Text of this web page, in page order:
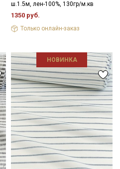
ш.1.5м, лен-100%, 130гр/м.кв
1350 руб.
Только онлайн-заказ
НОВИНКА